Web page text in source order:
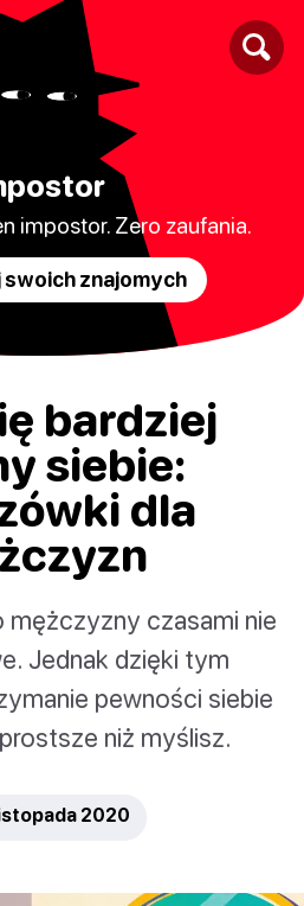
impostor. Zero zaufania.
swoich znajomych
bardziej
siebie:
dla
mężczyzny czasami nie
Jednak dzięki tym
pewności siebie
niż myślisz.
2020